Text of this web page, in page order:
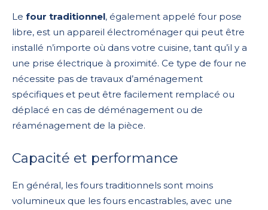
Le four traditionnel, également appelé four pose
libre, est un appareil électroménager qui peut être
installé n’importe où dans votre cuisine, tant qu’il y a
une prise électrique à proximité. Ce type de four ne
nécessite pas de travaux d’aménagement
spécifiques et peut être facilement remplacé ou
déplacé en cas de déménagement ou de
réaménagement de la pièce.
Capacité et performance
En général, les fours traditionnels sont moins
volumineux que les fours encastrables, avec une